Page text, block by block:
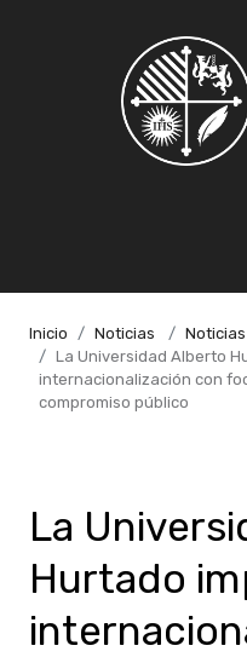
Inicio Noticias
La Universidad Alberto
internacionalización con
compromiso público
La
Hurtado